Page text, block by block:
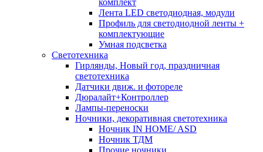
комплект
Лента LED светодиодная, модули
Профиль для светодиодной ленты +
комплектующие
Умная подсветка
Светотехника
Гирлянды, Новый год, праздничная
светотехника
Датчики движ. и фотореле
Дюралайт+Контроллер
Лампы-переноски
Ночники, декоративная светотехника
Ночник IN HOME/ ASD
Ночник ТДМ